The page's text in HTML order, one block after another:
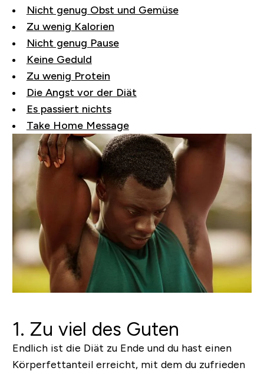
Nicht genug Obst und Gemüse
Zu wenig Kalorien
Nicht genug Pause
Keine Geduld
Zu wenig Protein
Die Angst vor der Diät
Es passiert nichts
Take Home Message
1. Zu viel des Guten
Endlich ist die Diät zu Ende und du hast einen
Körperfettanteil erreicht, mit dem du zufrieden